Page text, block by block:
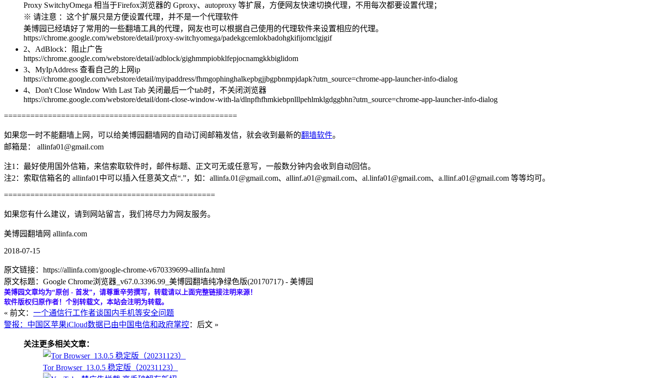
Proxy SwitchyOmega 相当于Firefox浏览器的 Gproxy、autoproxy 等扩展，方便网友快速切换代理，不用每次都要设置代理；
※ 请注意 ：这个扩展只是方便设置代理，并不是一个代理软件
美博园已经填好了常用的一些翻墙工具的代理，网友也可以根据自己使用的代理软件来设置相应的代理。
https://chrome.google.com/webstore/detail/proxy-switchyomega/padekgcemlokbadohgkifijomclgjgif
2、AdBlock：阻止广告
https://chrome.google.com/webstore/detail/adblock/gighmmpiobklfepjocnamgkkbiglidom
3、MyIpAddress 查看自己的上网ip
https://chrome.google.com/webstore/detail/myipaddress/fhmgophinghalkepbgjjbgpbnmpjdapk?utm_source=chrome-app-launcher-info-dialog
4、Don't Close Window With Last Tab 关闭最后一个tab时，不关闭浏览器
https://chrome.google.com/webstore/detail/dont-close-window-with-la/dlnpfhfhmkiebpnlllpehlmklgdggbhn?utm_source=chrome-app-launcher-info-dialog
=====================================================
如果您一时不能翻墙上网，可以给美博园翻墙网的自动订阅邮箱发信，就会收到最新的翻墙软件。
邮箱是： allinfa01@gmail.com
注1：最好使用国外信箱，来信索取软件时，邮件标题、正文可无或任意写，一般数分钟内会收到自动回信。
注2：索取信箱名的 allinfa01中可以插入任意英文点“.”，如：allinfa.01@gmail.com、allinf.a01@gmail.com、al.linfa01@gmail.com、a.llinf.a01@gmail.com 等等均可。
================================================
如果您有什么建议，请到网站留言，我们将尽力为网友服务。
美博园翻墙网 allinfa.com
2018-07-15
原文链接：https://allinfa.com/google-chrome-v670339699-allinfa.html
原文标题：Google Chrome浏览器_v67.0.3396.99_美博园翻墙纯净绿色版(20170717) - 美博园
美博园文章均为“原创 - 首发”，请尊重辛劳撰写，转载请以上面完整链接注明来源！
软件版权归原作者！个别转载文，本站会注明为转载。
« 前文： 一个通信行工作者谈国内手机等安全问题
警报：中国区苹果iCloud数据已由中国电信和政府掌控：后文 »
关注更多相关文章：
Tor Browser_13.0.5 稳定版（20231123）